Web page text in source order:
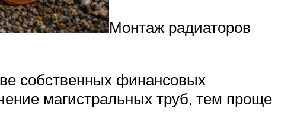
Монтаж радиаторов
собственных финансовых
магистральных труб, тем проще